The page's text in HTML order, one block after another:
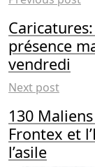
présence
vendredi
Next post
130
Frontex et
l’asile